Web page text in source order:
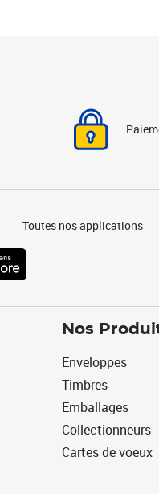
Toutes nos applications
Nos
Enveloppes
Timbres
Emballages
Collectionneurs
Cartes de voeux